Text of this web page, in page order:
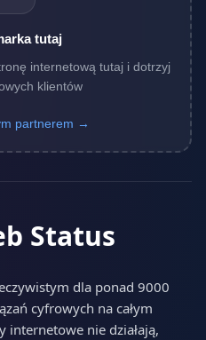
tutaj
internetową tutaj i dotrzyj
klientów
partnerem →
Status
dla ponad 9000
cyfrowych na całym
internetowe nie działają,